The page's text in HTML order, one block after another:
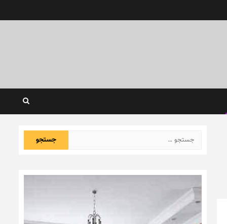
جستجو
برای: